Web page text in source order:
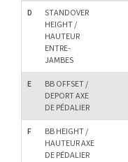
D
STANDOVER
HEIGHT /
HAUTEUR
ENTRE-
JAMBES
E
BB OFFSET /
DEPORT AXE
DE PÉDALIER
F
BB HEIGHT /
HAUTEUR AXE
DE PÉDALIER